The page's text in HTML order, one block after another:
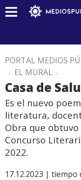
PORTAL MEDIOS
. EL MURAL .
Casa de
Es el nuevo
literatura,
Obra que
Concurso
2022.
17.12.2023 | tiempo